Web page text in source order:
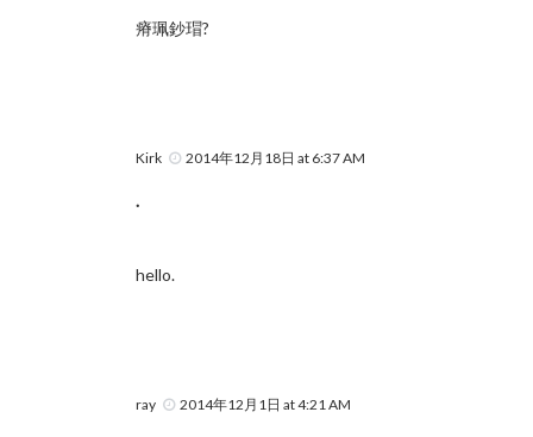
瘠珮鈔瑁?
Kirk 2014年12月18日 at 6:37 AM
.
hello.
ray 2014年12月1日 at 4:21 AM